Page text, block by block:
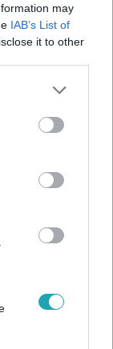
may
IAB’s List of
it to other
more Google
may click to
party tags to
below Google
hogy